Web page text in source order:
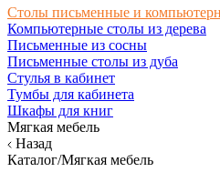
Столы письменные и
Компьютерные столы из дерева
Письменные из сосны
Письменные столы из дуба
Стулья в кабинет
Тумбы для кабинета
Шкафы для книг
Мягкая мебель
Назад
Каталог/Мягкая мебель